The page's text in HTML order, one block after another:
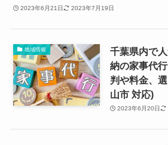
2023年6月21日 2023年7月19日
地域情報
千葉県内で
納の家事代
判や料金、
山市 対応)
2023年6月20日